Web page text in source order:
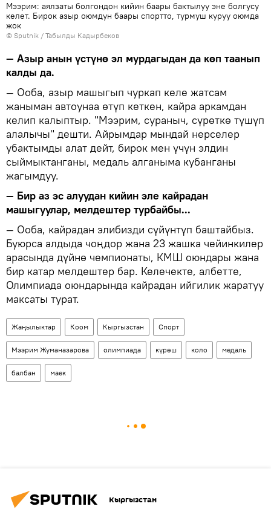
Мээрим: аялзаты болгондон кийин баары бактылуу эне болгусу
келет. Бирок азыр оюмдун баары спортто, турмуш куруу оюмда
жок
© Sputnik / Табылды Кадырбеков
— Азыр анын үстүнө эл мурдагыдан да көп таанып
калды да.
— Ооба, азыр машыгып чуркап келе жатсам
жаныман автоунаа өтүп кеткен, кайра аркамдан
келип калыптыр. "Мээрим, сураныч, сүрөткө түшүп
алалычы" дешти. Айрымдар мындай нерселер
убактымды алат дейт, бирок мен үчүн элдин
сыймыктанганы, медаль алганыма кубанганы
жагымдуу.
— Бир аз эс алуудан кийин эле кайрадан
машыгуулар, мелдештер турбайбы...
— Ооба, кайрадан элибизди сүйүнтүп баштайбыз.
Буюрса алдыда чоңдор жана 23 жашка чейинкилер
арасында дүйнө чемпионаты, КМШ оюндары жана
бир катар мелдештер бар. Келечекте, албетте,
Олимпиада оюндарында кайрадан ийгилик жаратуу
максаты турат.
Жаңылыктар Коом Кыргызстан Спорт
Мээрим Жуманазарова олимпиада күрөш коло медаль
балбан маек
Кыргызстан